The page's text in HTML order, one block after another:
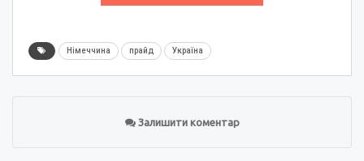
Німеччина прайд Україна
Залишити коментар